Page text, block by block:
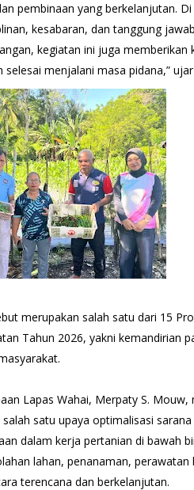
pembinaan yang berkelanjutan.
kesabaran, dan tanggung
kegiatan ini juga memberikan
menjalani masa pidana,”
merupakan salah satu dari 15
Tahun 2026, yakni kemandirian
Lapas Wahai, Merpaty S. Mouw,
satu upaya optimalisasi
dalam kerja pertanian di bawah
lahan, penanaman, perawatan
terencana dan berkelanjutan.